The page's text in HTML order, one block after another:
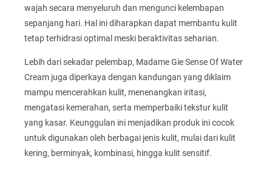
wajah secara menyeluruh dan mengunci kelembapan
sepanjang hari. Hal ini diharapkan dapat membantu kulit
tetap terhidrasi optimal meski beraktivitas seharian.
Lebih dari sekadar pelembap, Madame Gie Sense Of Water
Cream juga diperkaya dengan kandungan yang diklaim
mampu mencerahkan kulit, menenangkan iritasi,
mengatasi kemerahan, serta memperbaiki tekstur kulit
yang kasar. Keunggulan ini menjadikan produk ini cocok
untuk digunakan oleh berbagai jenis kulit, mulai dari kulit
kering, berminyak, kombinasi, hingga kulit sensitif.